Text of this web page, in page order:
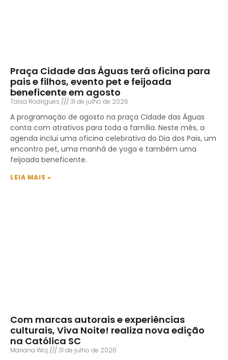
Praça Cidade das Águas terá oficina para
pais e filhos, evento pet e feijoada
beneficente em agosto
Taísa Rodrigues 31 de julho de 2026
A programação de agosto na praça Cidade das Águas
conta com atrativos para toda a família. Neste mês, a
agenda inclui uma oficina celebrativa do Dia dos Pais, um
encontro pet, uma manhã de yoga e também uma
feijoada beneficente.
LEIA MAIS »
Com marcas autorais e experiências
culturais, Viva Noite! realiza nova edição
na Católica SC
Mariana Woj 31 de julho de 2026